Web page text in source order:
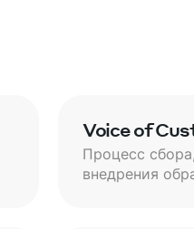
Voice of
Процесс
внедрения